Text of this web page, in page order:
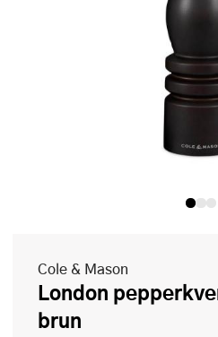
Cole & Mason
London pepperkvern 30 cm
brun